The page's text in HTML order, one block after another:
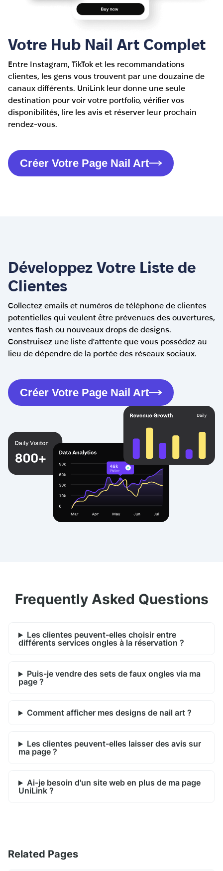
Votre Hub Nail Art Complet
Entre Instagram, TikTok et les recommandations
clientes, les gens vous trouvent par une douzaine de
canaux différents. UniLink leur donne une seule
destination pour voir votre portfolio, vérifier vos
disponibilités, lire les avis et réserver leur prochain
rendez-vous.
Créer Votre Page Nail Art
Développez Votre Liste de
Clientes
Collectez emails et numéros de téléphone de clientes
potentielles qui veulent être prévenues des ouvertures,
ventes flash ou nouveaux drops de designs.
Construisez une liste d'attente que vous possédez au
lieu de dépendre de la portée des réseaux sociaux.
Créer Votre Page Nail Art
Frequently Asked Questions
Les clientes peuvent-elles choisir entre
différents services ongles à la réservation ?
Puis-je vendre des sets de faux ongles via ma
page ?
Comment afficher mes designs de nail art ?
Les clientes peuvent-elles laisser des avis sur
ma page ?
Ai-je besoin d'un site web en plus de ma page
UniLink ?
Related Pages